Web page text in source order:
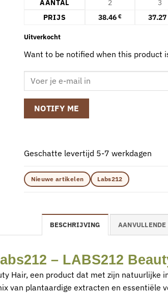
AANTAL 2 3
PRIJS
38.46 € 37.27
Uitverkocht
Want to be notified when this product
NOTIFY ME
Geschatte levertijd 5-7 werkdagen
Nieuwe artikelen Labs212
BESCHRIJVING
– LABS212
Hair, een product dat met zijn
van plantaardige extracten en essentiële